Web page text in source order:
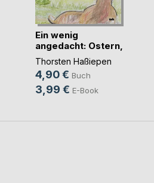
Ein wenig
angedacht: Ostern,
warum(...)
Thorsten Haßiepen
4,90 € Buch
3,99 € E-Book